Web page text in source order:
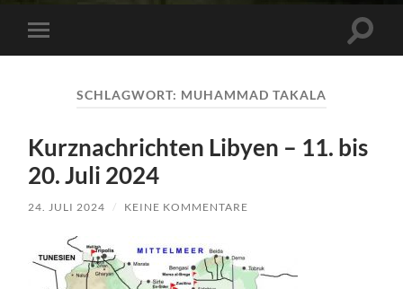
Mobile-
Menü
SCHLAGWORT: MUHAMMAD TAKALA
Kurznachrichten Libyen – 11. bis
20. Juli 2024
24. JULI 2024 / KEINE KOMMENTARE